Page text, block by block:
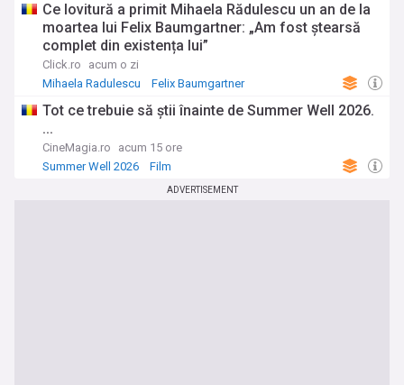
Ce lovitură a primit Mihaela Rădulescu un an de la
moartea lui Felix Baumgartner: „Am fost ștearsă
complet din existența lui”
Click.ro
acum o zi
Mihaela Radulescu
Felix Baumgartner
Tot ce trebuie să știi înainte de Summer Well 2026.
...
CineMagia.ro
acum 15 ore
Summer Well 2026
Film
ADVERTISEMENT